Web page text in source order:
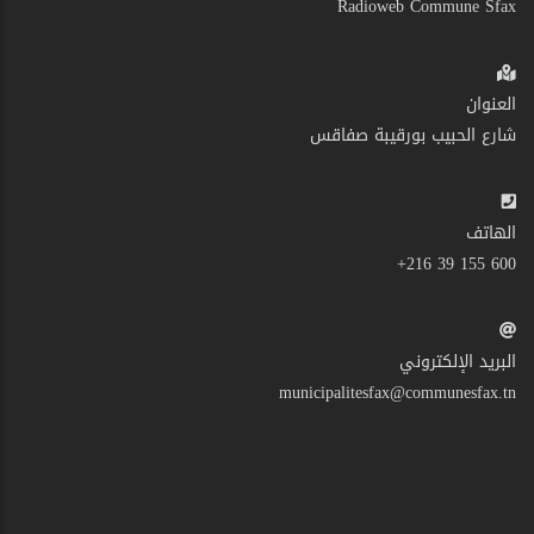
Radioweb Commune Sfax
العنوان
شارع الحبيب بورقيبة صفاقس
الهاتف
600 155 39 216+
البريد الإلكتروني
municipalitesfax@communesfax.tn